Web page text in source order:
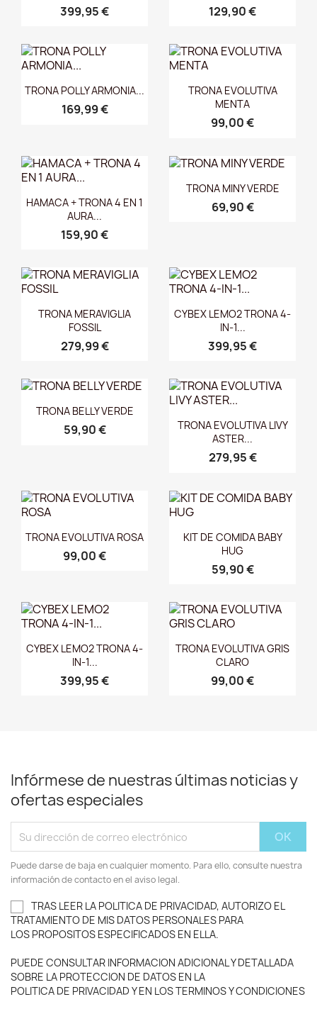
399,95 € 129,90 €
Vista rápida
TRONA POLLY ARMONIA...
169,99 €
Vista rápida
TRONA EVOLUTIVA
MENTA
99,00 €
Vista rápida
HAMACA + TRONA 4 EN 1
AURA...
159,90 €
Vista rápida
TRONA MINY VERDE
69,90 €
Vista rápida
TRONA MERAVIGLIA
FOSSIL
279,99 €
Vista rápida
CYBEX LEMO2 TRONA 4-
IN-1...
399,95 €
Vista rápida
TRONA BELLY VERDE
59,90 € Vista rápida
TRONA EVOLUTIVA LIVY
ASTER...
279,95 €
 Vista rápida
TRONA EVOLUTIVA ROSA
99,00 €
Vista rápida
KIT DE COMIDA BABY
HUG
59,90 €
Vista rápida
CYBEX LEMO2 TRONA 4-
IN-1...
399,95 €
Vista rápida
TRONA EVOLUTIVA GRIS
CLARO
99,00 €
Infórmese de nuestras últimas noticias y
ofertas especiales
Puede darse de baja en cualquier momento. Para ello, consulte nuestra
información de contacto en el aviso legal.
TRAS LEER LA POLITICA DE PRIVACIDAD, AUTORIZO EL
TRATAMIENTO DE MIS DATOS PERSONALES PARA
LOS PROPOSITOS ESPECIFICADOS EN ELLA.
PUEDE CONSULTAR INFORMACION ADICIONAL Y DETALLADA
SOBRE LA PROTECCION DE DATOS EN LA
POLITICA DE PRIVACIDAD Y EN LOS TERMINOS Y CONDICIONES